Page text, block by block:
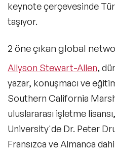
keynote çerçevesinde
taşıyor.
2 öne çıkan global
Allyson Stewart-Allen,
yazar, konuşmacı ve
Southern California
uluslararası işletme
University'de Dr. Peter
Fransızca ve Almanca
C-Level
Müşteri & Tüketici
Vizyon & Strateji
İnovasyon
Toplum &
Girişimcilik